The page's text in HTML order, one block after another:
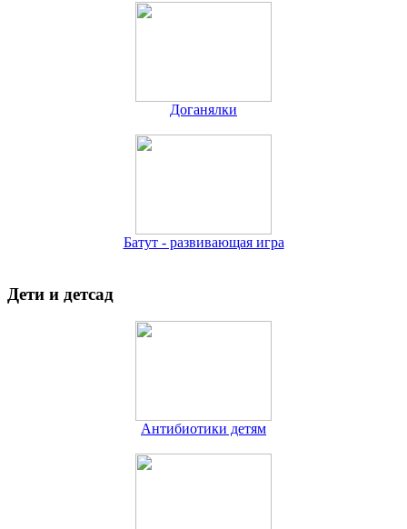
Доганялки
Батут - развивающая игра
Дети и детсад
Антибиотики детям